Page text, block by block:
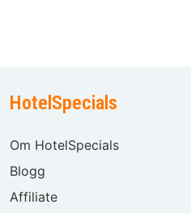
HotelSpecials
Om HotelSpecials
Blogg
Affiliate